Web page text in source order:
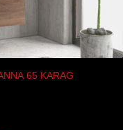
65 KARAG